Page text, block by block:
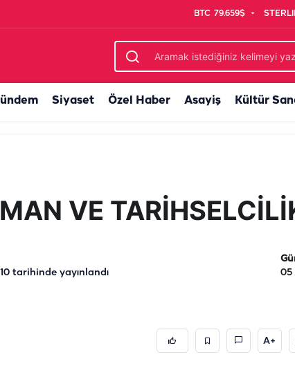
BTC 79.659$
Siyaset Özel Haber Asayiş Kültür
VE
tarihinde yayınlandı
05
A+